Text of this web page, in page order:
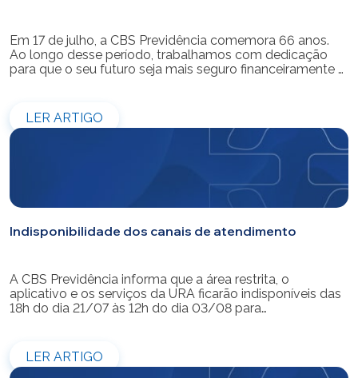
Em 17 de julho, a CBS Previdência comemora 66 anos.
Ao longo desse período, trabalhamos com dedicação
para que o seu futuro seja mais seguro financeiramente e
eficiência e transparência os recursos dos nossos mais
de 39 mil participantes. Temos […]
LER ARTIGO
Indisponibilidade dos canais de atendimento
A CBS Previdência informa que a área restrita, o
aplicativo e os serviços da URA ficarão indisponíveis das
18h do dia 21/07 às 12h do dia 03/08 para
entre os dias 22/07 e 31/07. Reforçamos que as
simulações e contratações de empréstimos […]
LER ARTIGO